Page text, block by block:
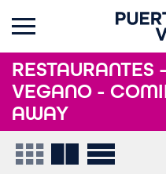
VEGANO -
AWAY